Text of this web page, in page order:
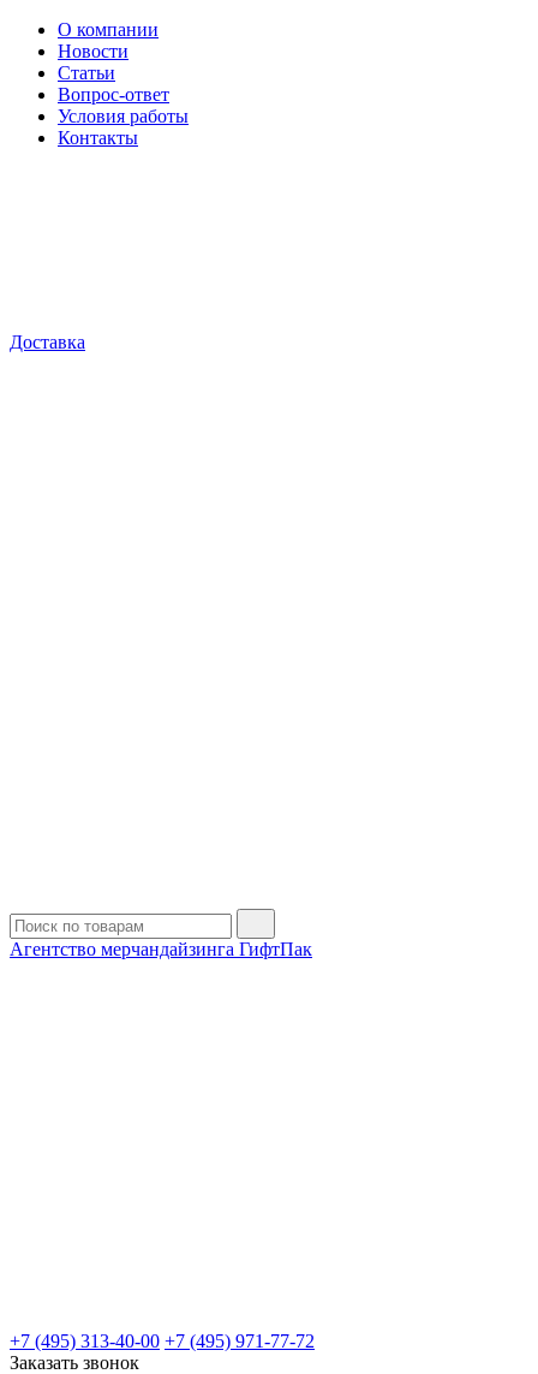
О компании
Новости
Статьи
Вопрос-ответ
Условия работы
Контакты
Доставка
Агентство мерчандайзинга ГифтПак
+7 (495) 313-40-00 +7 (495) 971-77-72
Заказать звонок